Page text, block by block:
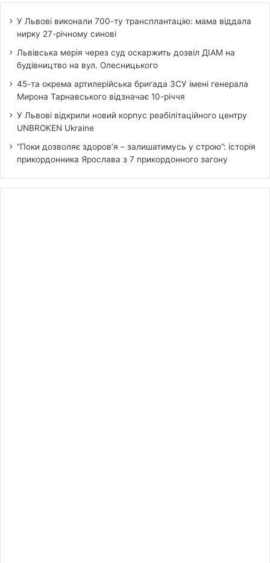
У Львові виконали 700-ту трансплантацію: мама віддала
нирку 27-річному синові
Львівська мерія через суд оскаржить дозвіл ДІАМ на
будівництво на вул. Олесницького
45-та окрема артилерійська бригада ЗСУ імені генерала
Мирона Тарнавського відзначає 10-річчя
У Львові відкрили новий корпус реабілітаційного центру
UNBROKEN Ukraine
“Поки дозволяє здоров’я – залишатимусь у строю”: історія
прикордонника Ярослава з 7 прикордонного загону